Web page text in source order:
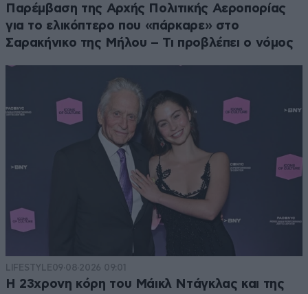
Παρέμβαση της Αρχής Πολιτικής Αεροπορίας
για το ελικόπτερο που «πάρκαρε» στο
Σαρακήνικο της Μήλου – Τι προβλέπει ο νόμος
LIFESTYLE09·08·2026 09:01
Η 23χρονη κόρη τoυ Μάικλ Ντάγκλας και της